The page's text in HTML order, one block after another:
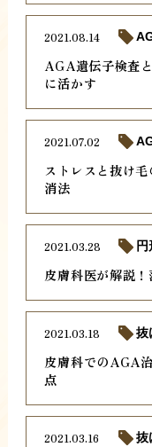
AGA遺伝子検査
に活かす
2021.08.14
ストレスと抜け
消法
2021.07.02
皮膚科医が解説
2021.03.28
皮膚科でのAGA
点
2021.03.18 抜
2021.03.16 抜